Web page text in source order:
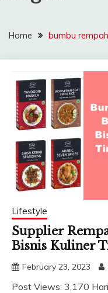
Home bumbu
Lifestyle
Supplier
Bisnis Kuliner
February 23, 2023
Post Views: 3,170